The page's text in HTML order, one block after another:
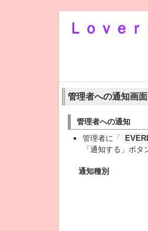
Ｌｏｖｅ
管理者への通知画面
管理者への通知
管理者に「
「通知する」ボ
通知種別